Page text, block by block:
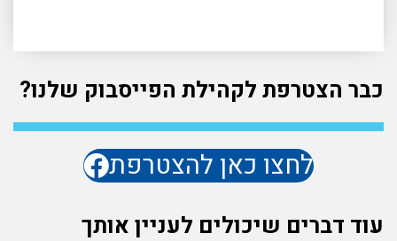
כבר הצטרפת לקהילת הפייסבוק שלנו?
לחצו כאן להצטרפת
עוד דברים שיכולים לעניין אותך